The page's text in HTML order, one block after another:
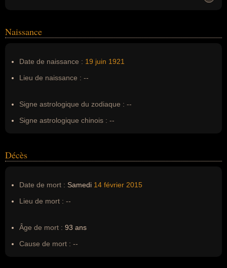
Nom de famille :Jourdan
Naissance
Date de naissance : 19 juin 1921
Lieu de naissance : --
Signe astrologique du zodiaque : --
Signe astrologique chinois : --
Décès
Date de mort : Samedi 14 février 2015
Lieu de mort : --
Âge de mort : 93 ans
Cause de mort : --